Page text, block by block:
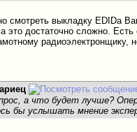
смотреть выкладку EDIDа
это достаточно сложно.
а что будет лучше?
бы услышать мнение